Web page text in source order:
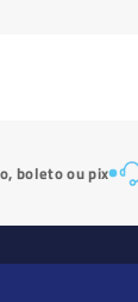
boleto ou pix